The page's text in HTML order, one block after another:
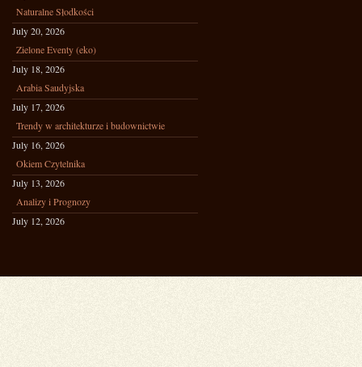
Naturalne Słodkości
July 20, 2026
Zielone Eventy (eko)
July 18, 2026
Arabia Saudyjska
July 17, 2026
Trendy w architekturze i budownictwie
July 16, 2026
Okiem Czytelnika
July 13, 2026
Analizy i Prognozy
July 12, 2026